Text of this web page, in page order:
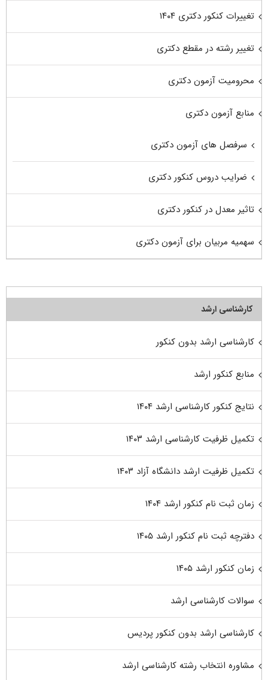
تغییرات کنکور دکتری ۱۴۰۴
تغییر رشته در مقطع دکتری
محرومیت آزمون دکتری
منابع آزمون دکتری
سرفصل های آزمون دکتری
ضرایب دروس کنکور دکتری
تاثیر معدل در کنکور دکتری
سهمیه مربیان برای آزمون دکتری
کارشناسی ارشد
کارشناسی ارشد بدون کنکور
منابع کنکور ارشد
نتایج کنکور کارشناسی ارشد ۱۴۰۴
تکمیل ظرفیت کارشناسی ارشد ۱۴۰۳
تکمیل ظرفیت ارشد دانشگاه آزاد ۱۴۰۳
زمان ثبت نام کنکور ارشد ۱۴۰۴
دفترچه ثبت نام کنکور ارشد ۱۴۰۵
زمان کنکور ارشد ۱۴۰۵
سوالات کارشناسی ارشد
کارشناسی ارشد بدون کنکور پردیس
مشاوره انتخاب رشته کارشناسی ارشد